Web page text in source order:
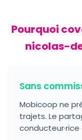
Pourquoi
nicolas-
Sans
Mobicoop ne
trajets. Le